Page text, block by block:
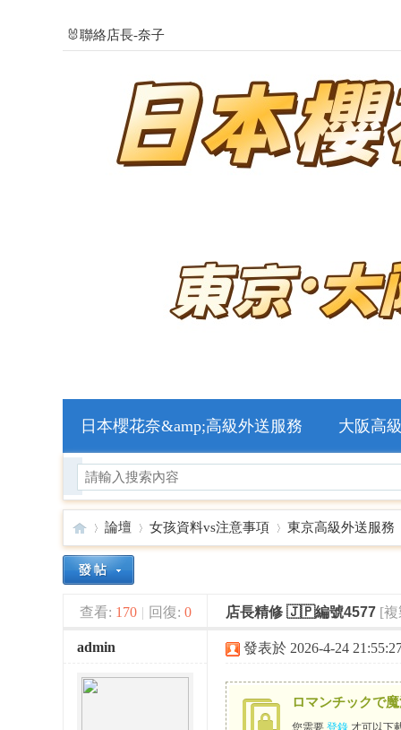
🐰聯絡店長-奈子
日本櫻花奈&amp;高級外送服務 大阪高
🥇»
論壇
›
女孩資料vs注意事項
›
東京高級外送服務
›
查看: 170 | 回復: 0 店長精修 🇯🇵編號4577 [
admin 發表於 2026-4-24
ロマンチックで
您需要 登錄 才可以下